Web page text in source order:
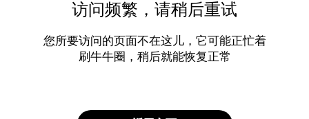
访问频繁，请稍后重试
您所要访问的页面不在这儿，它可能正忙着
刷牛牛圈，稍后就能恢复正常